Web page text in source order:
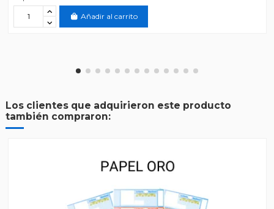
Añadir al carrito
Los clientes que adquirieron este producto
también compraron: